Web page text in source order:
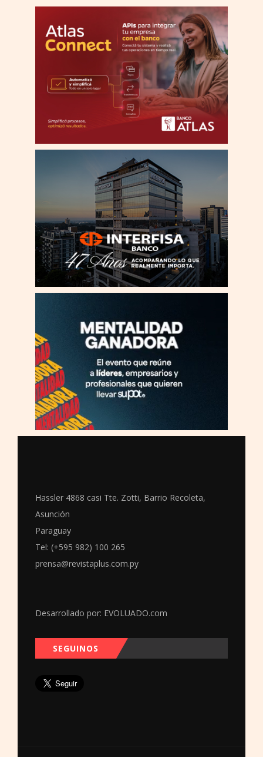
Hassler 4868 casi Tte. Zotti, Barrio Recoleta,
Asunción
Paraguay
Tel: (+595 982) 100 265
prensa@revistaplus.com.py
Desarrollado por: EVOLUADO.com
SEGUINOS